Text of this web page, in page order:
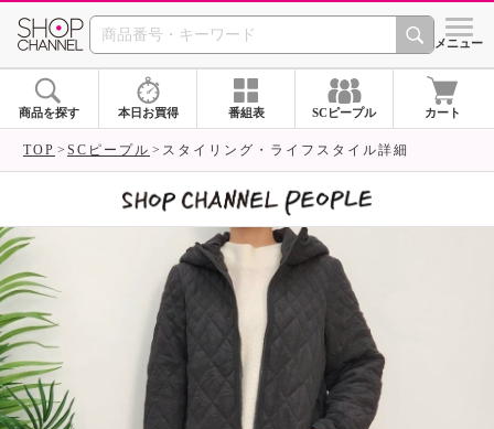
SHOP CHANNEL シメニュー
商品を探す 本日お買得 番組表 SCピープル カート
TOP SCピープル スタイリング・ライフスタイル詳細